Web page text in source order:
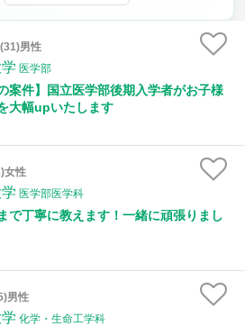
(31)男性
医学部
案件】国立医学部後期入学者がお子様
大幅upいたします
女性
医学部医学科
で丁寧に教えます！一緒に頑張りまし
男性
化学・生命工学科